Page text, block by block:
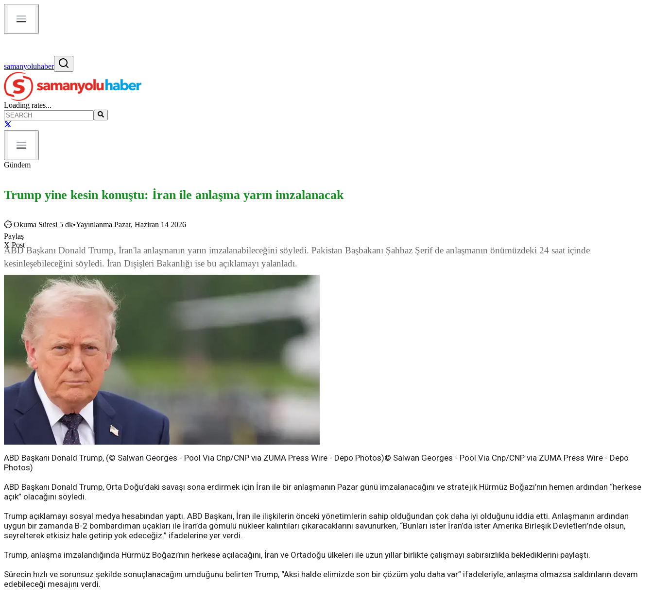
samanyoluhaber
Loading rates...
Gündem
Trump yine kesin konuştu: İran ile anlaşma yarın imzalanacak
⏱ Okuma Süresi 5 dk•Yayınlanma Pazar, Haziran 14 2026
Paylaş
X Post
ABD Başkanı Donald Trump, İran'la anlaşmanın yarın imzalanabileceğini söyledi. Pakistan Başbakanı Şahbaz Şerif de anlaşmanın önümüzdeki 24 saat içinde
kesinleşebileceğini söyledi. İran Dışişleri Bakanlığı ise bu açıklamayı yalanladı.
ABD Başkanı Donald Trump, (© Salwan Georges - Pool Via Cnp/CNP via ZUMA Press Wire - Depo Photos)© Salwan Georges - Pool Via Cnp/CNP via ZUMA Press Wire - Depo
Photos)
ABD Başkanı Donald Trump, Orta Doğu’daki savaşı sona erdirmek için İran ile bir anlaşmanın Pazar günü imzalanacağını ve stratejik Hürmüz Boğazı’nın hemen ardından “herkese
açık” olacağını söyledi.
Trump açıklamayı sosyal medya hesabından yaptı. ABD Başkanı, İran ile ilişkilerin önceki yönetimlerin sahip olduğundan çok daha iyi olduğunu iddia etti. Anlaşmanın ardından
uygun bir zamanda B-2 bombardıman uçakları ile İran’da gömülü nükleer kalıntıları çıkaracaklarını savunurken, “Bunları ister İran’da ister Amerika Birleşik Devletleri’nde olsun,
seyrelterek etkisiz hale getirip yok edeceğiz.” ifadelerine yer verdi.
Trump, anlaşma imzalandığında Hürmüz Boğazı’nın herkese açılacağını, İran ve Ortadoğu ülkeleri ile uzun yıllar birlikte çalışmayı sabırsızlıkla beklediklerini paylaştı.
Sürecin hızlı ve sorunsuz şekilde sonuçlanacağını umduğunu belirten Trump, “Aksi halde elimizde son bir çözüm yolu daha var” ifadeleriyle, anlaşma olmazsa saldırıların devam
edebileceği mesajını verdi.